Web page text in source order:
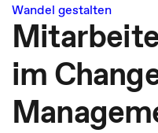
Wandel gestalten
im